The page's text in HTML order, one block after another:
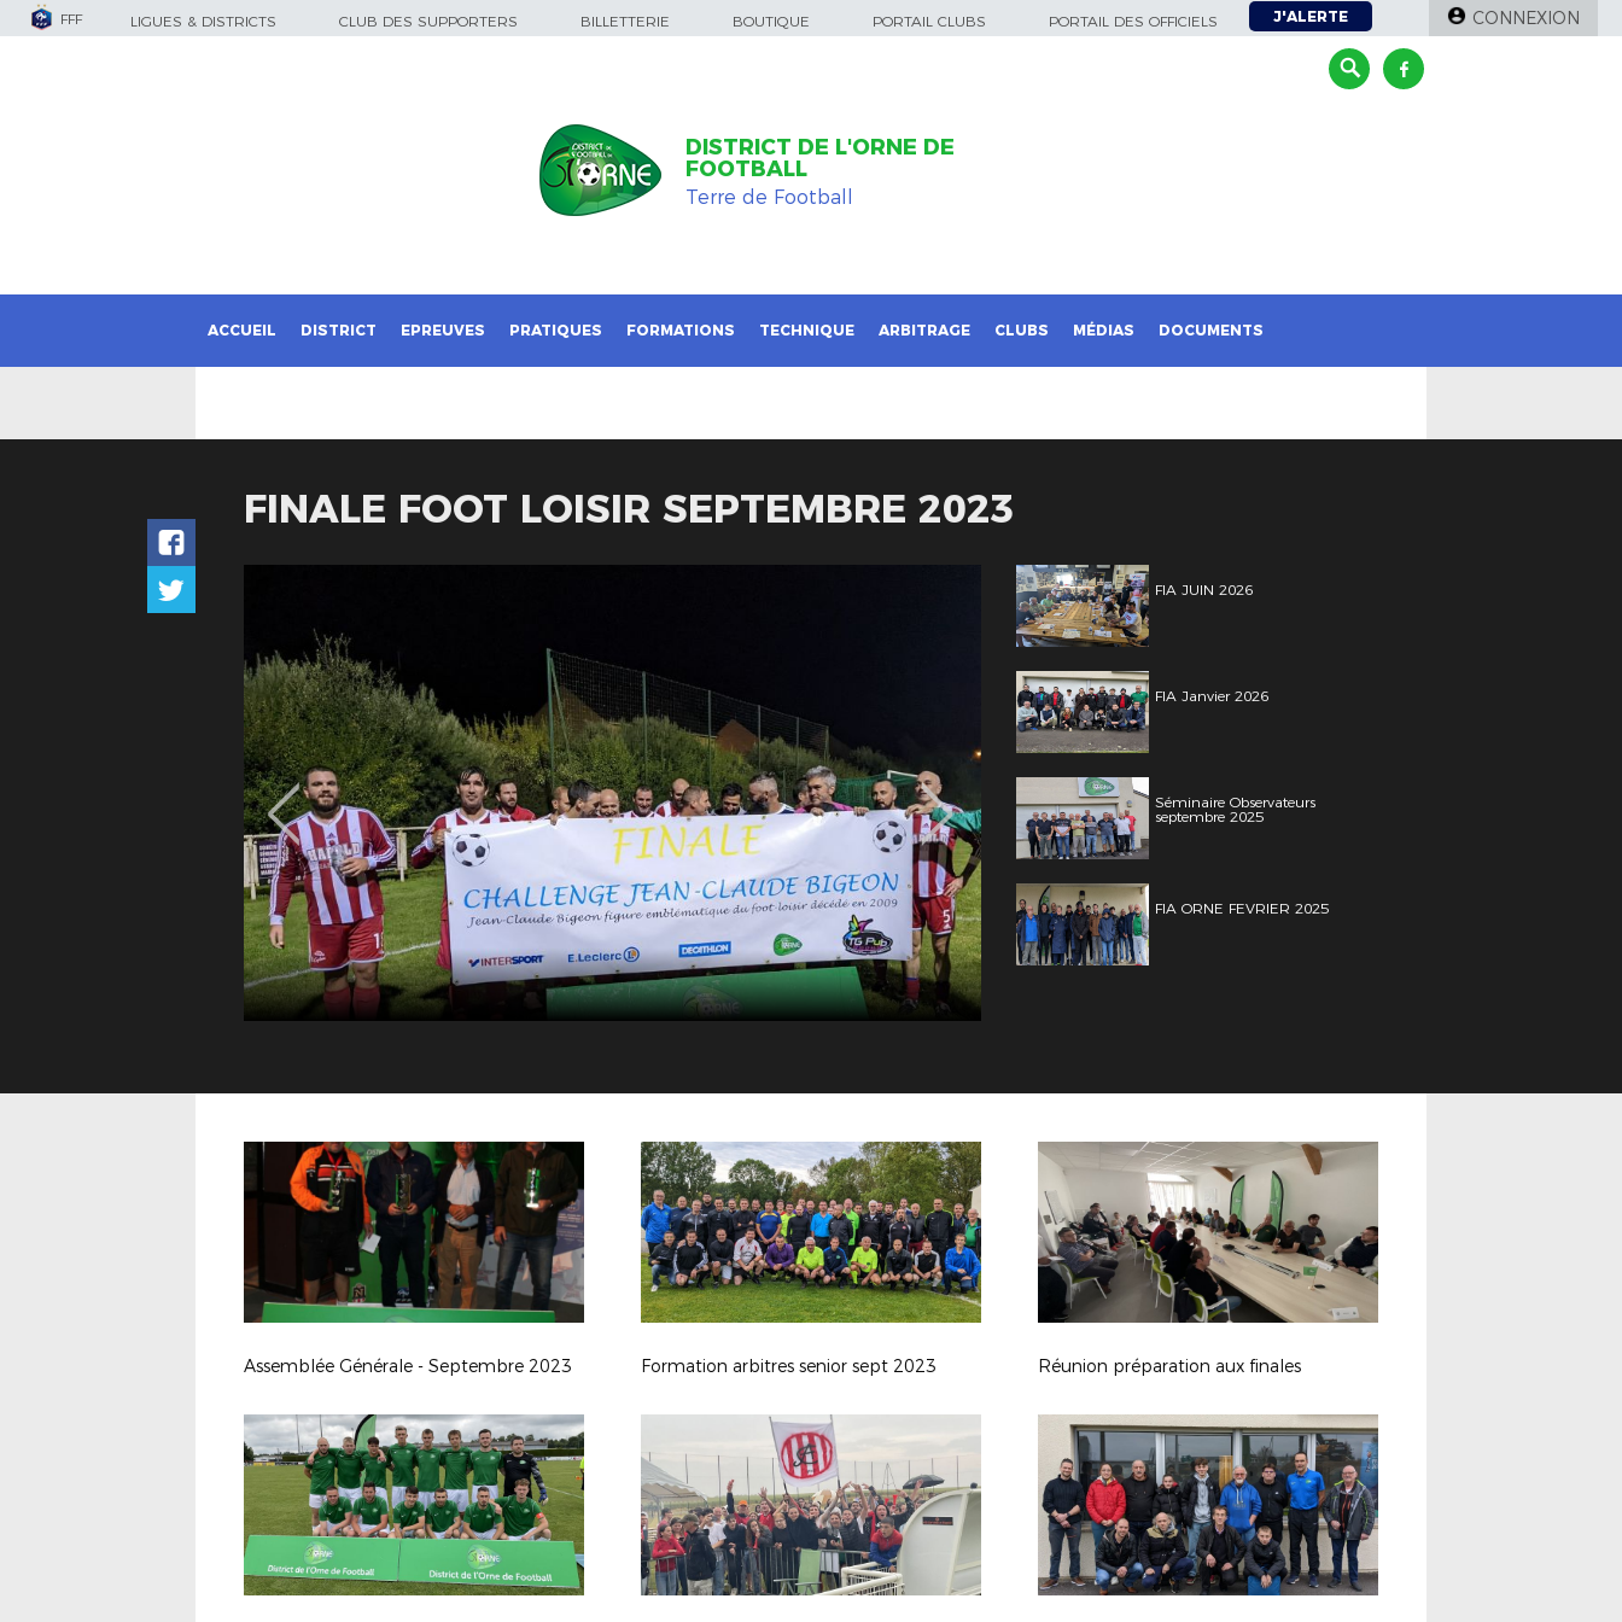
FFF LIGUES & DISTRICTS CLUB DES SUPPORTERS BILLETTERIE BOUTIQUE PORTAIL CLUBS PORTAIL DES OFFICIELS J'ALERTE CONNEXION
DISTRICT DE L'ORNE DE
FOOTBALL
Terre de Football
ACCUEIL DISTRICT EPREUVES PRATIQUES FORMATIONS TECHNIQUE ARBITRAGE CLUBS MÉDIAS DOCUMENTS
FINALE FOOT LOISIR SEPTEMBRE 2023
FIA JUIN 2026
FIA Janvier 2026
Séminaire Observateurs
septembre 2025
FIA ORNE FEVRIER 2025
Assemblée Générale - Septembre 2023 Formation arbitres senior sept 2023 Réunion préparation aux finales